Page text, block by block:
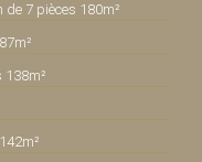
7 pièces 180m²
138m²